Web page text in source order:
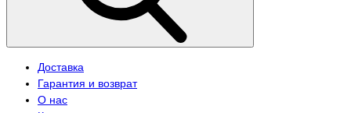
Доставка
Гарантия и возврат
О нас